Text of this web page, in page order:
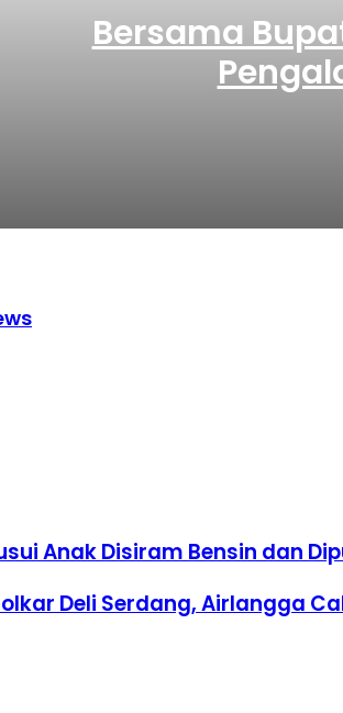
Bersama
Pertemukan PT Indofarm dan
WIB
Kota Mandiri Bekala Berlanjut,
Anak Disiram Bensin dan
Deli Serdang, Airlangga